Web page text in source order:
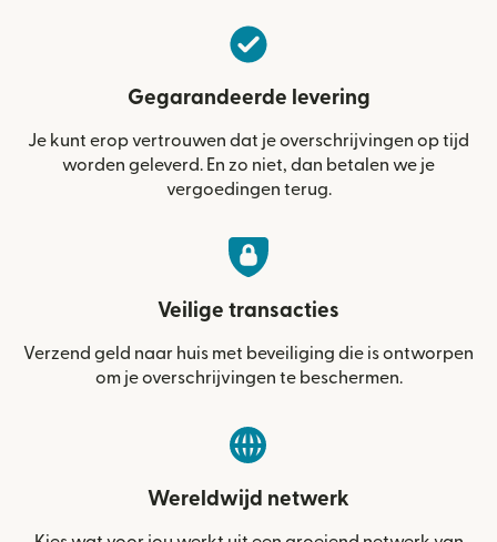
Gegarandeerde levering
Je kunt erop vertrouwen dat je overschrijvingen op tijd
worden geleverd. En zo niet, dan betalen we je
vergoedingen terug.
Veilige transacties
Verzend geld naar huis met beveiliging die is ontworpen
om je overschrijvingen te beschermen.
Wereldwijd netwerk